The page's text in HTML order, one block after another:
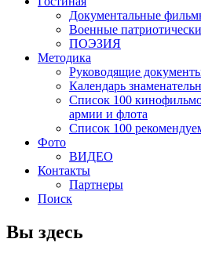
Документальные
Военные
ПОЭЗИЯ
Методика
Руководящие
Календарь
Список 100
армии и флота
Список 100
Фото
ВИДЕО
Контакты
Партнеры
Поиск
Вы здесь